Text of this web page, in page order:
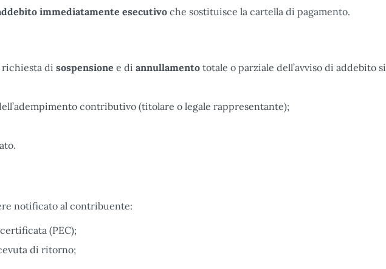
immediatamente esecutivo che sostituisce la cartella di pagamento.
di sospensione e di annullamento totale o parziale dell’avviso di addebito si
contributivo (titolare o legale rappresentante);
notificato al contribuente:
(PEC);
di ritorno;